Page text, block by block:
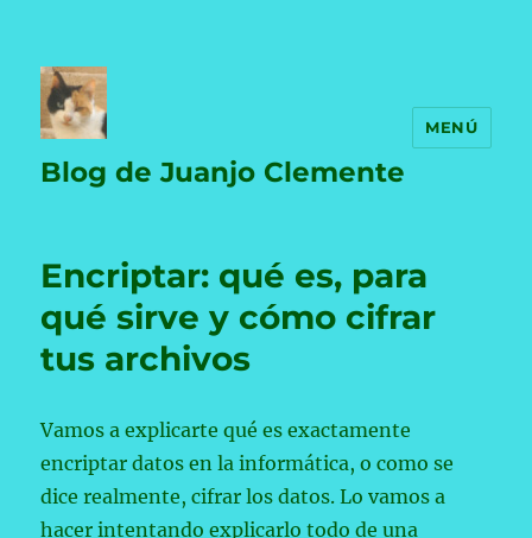
Blog de Juanjo Clemente
MENÚ
Encriptar: qué es, para
qué sirve y cómo cifrar
tus archivos
Vamos a explicarte qué es exactamente
encriptar datos en la informática, o como se
dice realmente, cifrar los datos. Lo vamos a
hacer intentando explicarlo todo de una